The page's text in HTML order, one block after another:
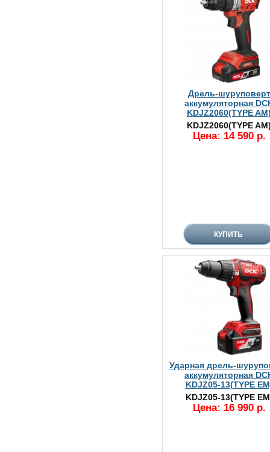
Дрель-шуруповерт
аккумуляторная
KDJZ2060(TYPE
KDJZ2060(TYPE
Цена: 14 590 р.
Ударная дрель-
аккумуляторная
KDJZ05-13(TYPE
KDJZ05-13(TYPE
Цена: 16 990 р.